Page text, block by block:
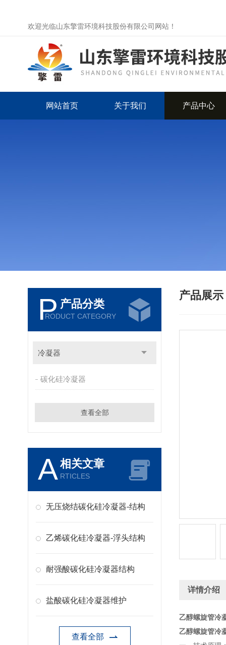
欢迎光临山东擎雷环境科技股份有限公司网站！
网站首页 关于我们 产品中心
P 产品分类
RODUCT CATEGORY
冷凝器
碳化硅冷凝器
查看全部
A相关文章
RTICLES
无压烧结碳化硅冷凝器-结构
乙烯碳化硅冷凝器-浮头结构
耐强酸碳化硅冷凝器结构
盐酸碳化硅冷凝器维护
查看全部
产品展示
详情介绍
乙醇螺旋管冷
乙醇螺旋管冷